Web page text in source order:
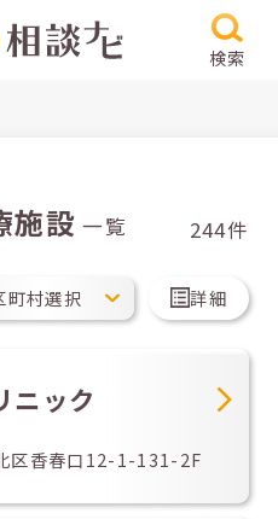
検索
施設 一覧 244件
詳細
ニック
区香春口12-1-131-2F